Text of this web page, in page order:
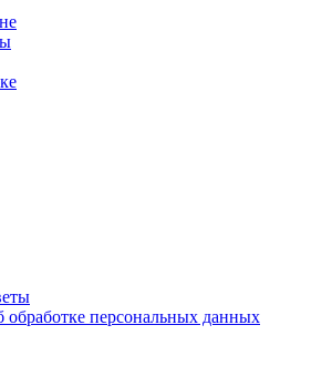
обработке персональных данных